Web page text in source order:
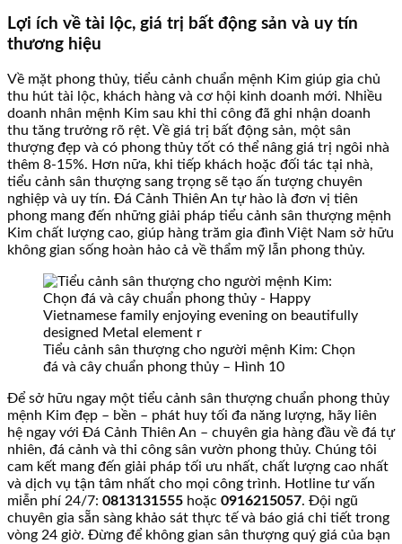
Lợi ích về tài lộc, giá trị bất động sản và uy tín
thương hiệu
Về mặt phong thủy, tiểu cảnh chuẩn mệnh Kim giúp gia chủ
thu hút tài lộc, khách hàng và cơ hội kinh doanh mới. Nhiều
doanh nhân mệnh Kim sau khi thi công đã ghi nhận doanh
thu tăng trưởng rõ rệt. Về giá trị bất động sản, một sân
thượng đẹp và có phong thủy tốt có thể nâng giá trị ngôi nhà
thêm 8-15%. Hơn nữa, khi tiếp khách hoặc đối tác tại nhà,
tiểu cảnh sân thượng sang trọng sẽ tạo ấn tượng chuyên
nghiệp và uy tín. Đá Cảnh Thiên An tự hào là đơn vị tiên
phong mang đến những giải pháp tiểu cảnh sân thượng mệnh
Kim chất lượng cao, giúp hàng trăm gia đình Việt Nam sở hữu
không gian sống hoàn hảo cả về thẩm mỹ lẫn phong thủy.
Tiểu cảnh sân thượng cho người mệnh Kim: Chọn
đá và cây chuẩn phong thủy – Hình 10
Để sở hữu ngay một tiểu cảnh sân thượng chuẩn phong thủy
mệnh Kim đẹp – bền – phát huy tối đa năng lượng, hãy liên
hệ ngay với Đá Cảnh Thiên An – chuyên gia hàng đầu về đá tự
nhiên, đá cảnh và thi công sân vườn phong thủy. Chúng tôi
cam kết mang đến giải pháp tối ưu nhất, chất lượng cao nhất
và dịch vụ tận tâm nhất cho mọi công trình. Hotline tư vấn
miễn phí 24/7: 0813131555 hoặc 0916215057. Đội ngũ
chuyên gia sẵn sàng khảo sát thực tế và báo giá chi tiết trong
vòng 24 giờ. Đừng để không gian sân thượng quý giá của bạn